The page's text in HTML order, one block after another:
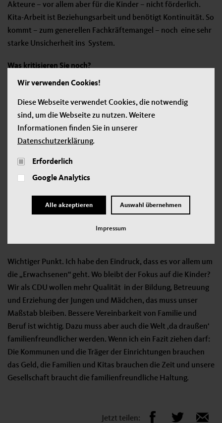
Akteure – vor allem aber für die Kinder – nicht förderlich.
Kita-Arbeit ist Beziehungsarbeit und benötigt Kontinuität. So
kommt – zum generellen Fachkräftemangel – noch eine sehr
starke Unsicherheit ins System.
Was kritisieren Sie noch?
vielen grundlegenden Angelegenheiten möglichst einigen.
Man nennt das „Diskursprinzip“. Das ist im Grund eine gute
Sache. Wenn allerdings Rahmenbedingungen fehlen, dann
geht dies nur schwer, weil damit ein hoher Zeitaufwand
Ehrenamtliche schaffen das das einfach nicht mehr. Auch von
der Fachkräftevereinbarung hätte ich mir mehr erhofft. Nicht
Professionen ergänzend und zusätzlich in Kooperation zum
Wichtiger Punkt. Ich habe den Eindruck, dass es vor allem um
die „Erwachsenen“ geht. Wo bleibt der Fokus auf die Kinder?
Wir als CDU wollen mehr Qualität in der Bildung, Betreuung
und Erziehung der Jungen und Mädchen, das muss unser
Maßstab bleiben. Bessere Vereinbarkeit von Familie und
Beruf ist wichtig. Dazu muss aber auch die Welt ‚da draußen‘
familienfreundlicher werden. Wenn ich ein Fazit ziehen darf:
Die Kommunen und die Träger der Einrichtungen brauchen
das Geld, die Familien und Kitas brauchen die Zeit und unsere
Gesellschaft braucht die familienfreundliche Haltung.
Jetzt teilen:
Wir verwenden Cookies!
Diese Webseite verwendet Cookies, die notwendig
sind, um die Webseite zu nutzen. Weitere
Informationen finden Sie in unserer
Datenschutzerklärung.
Erforderlich
Google Analytics
Alle akzeptieren Auswahl übernehmen
Impressum